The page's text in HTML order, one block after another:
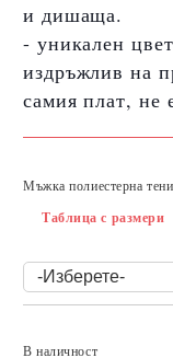
и дишаща.
- уникален
издръжлив на
самия плат, не
Мъжка полиестерна
Таблица с размери
В наличност